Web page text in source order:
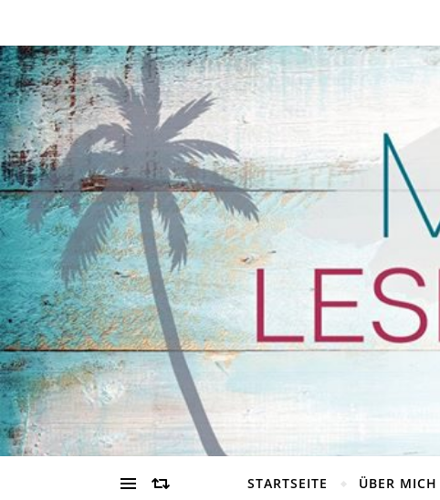
STARTSEITE ÜBER MICH